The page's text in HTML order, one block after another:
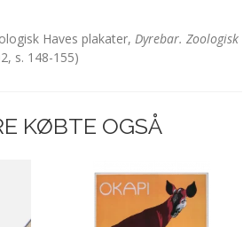
Haves plakater, Dyrebar. Zoologisk
s. 148-155)
KØBTE OGSÅ